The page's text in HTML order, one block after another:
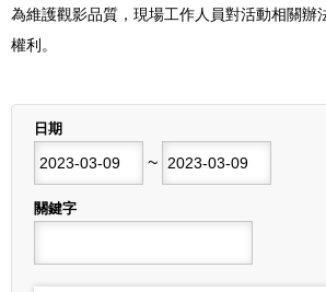
為維護觀影品質，現場工作人員對活動相關辦
權利。
日期
~
結束日期
關鍵字